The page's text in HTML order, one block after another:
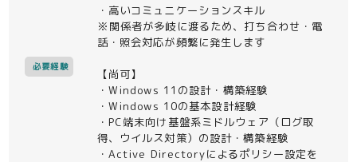
必要経験
・高いコミュニケーションスキル
※関係者が多岐に渡るため、打ち合わせ・電
話・照会対応が頻繁に発生します
【尚可】
・Windows 11の設計・構築経験
・Windows 10の基本設計経験
・PC端末向け基盤系ミドルウェア（ログ取
得、ウイルス対策）の設計・構築経験
・Active Directoryによるポリシー設定を